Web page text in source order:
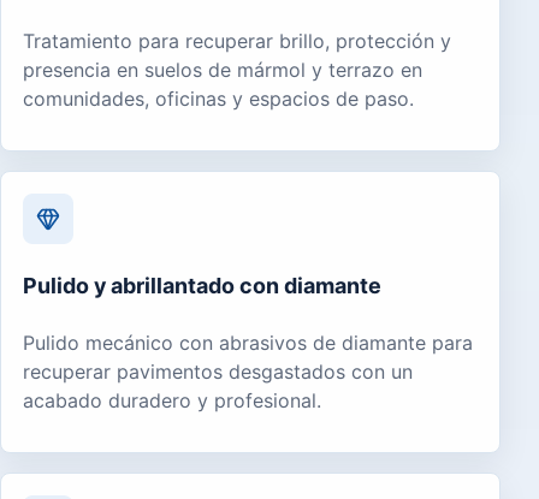
Tratamiento para recuperar brillo, protección y
presencia en suelos de mármol y terrazo en
comunidades, oficinas y espacios de paso.
Pulido y abrillantado con diamante
Pulido mecánico con abrasivos de diamante para
recuperar pavimentos desgastados con un
acabado duradero y profesional.